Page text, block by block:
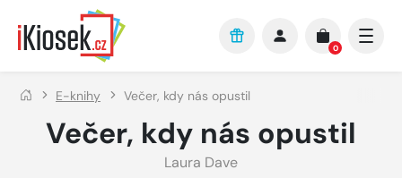
Přejít na hlavní obsah
0
E-knihy Večer, kdy nás opustil
Večer, kdy nás opustil
Laura Dave